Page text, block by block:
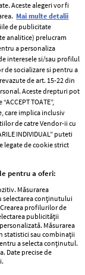
conditii
cookies
25.09.2025.
Aceste alegeri vor fi
Mai multe detalii
de publicitate
analitice) prelucram
a personaliza
interesele si/sau profilul
socializare si pentru a
de art. 15-22 din
Aceste drepturi pot
TOATE”,
care implica inclusiv
de catre Vendor-ii cu
INDIVIDUAL” puteti
legate de cookie strict
pentru a oferi:
Măsurarea
selectarea conținutului
profilurilor de
publicității
Măsurarea
statistici sau combinații
a selecta conținutul.
Date precise de